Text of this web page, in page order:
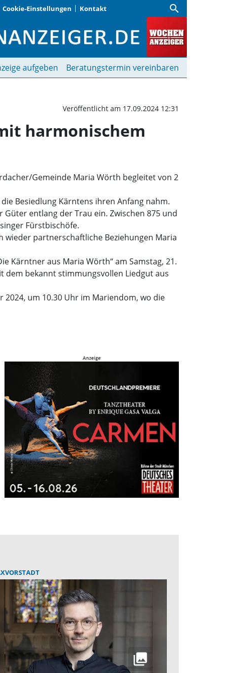
Cookie-Einstellungen Kontakt search
aus Maria
aufgeben Beratungstermin vereinbaren
Veröffentlicht am 17.09.2024 12:31
harmonischem
Gemeinde Maria Wörth begleitet von 2
Besiedlung Kärntens ihren Anfang nahm.
entlang der Trau ein. Zwischen 875 und
Fürstbischöfe.
wieder partnerschaftliche Beziehungen Maria
Kärntner aus Maria Wörth“ am Samstag, 21.
dem bekannt stimmungsvollen Liedgut aus
2024, um 10.30 Uhr im Mariendom, wo die